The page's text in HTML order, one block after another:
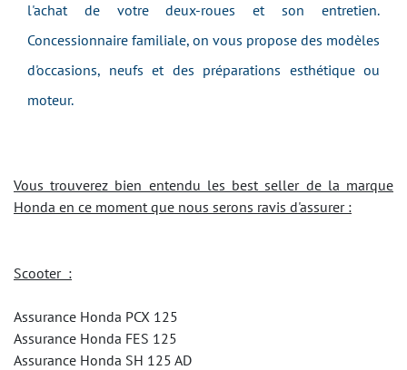
l'achat de votre deux-roues et son entretien.
Concessionnaire familiale, on vous propose des modèles
d'occasions, neufs et des préparations esthétique ou
moteur.
Vous trouverez bien entendu les best seller de la marque
Honda en ce moment que nous serons ravis d'assurer :
Scooter :
Assurance Honda PCX 125
Assurance Honda FES 125
Assurance Honda SH 125 AD